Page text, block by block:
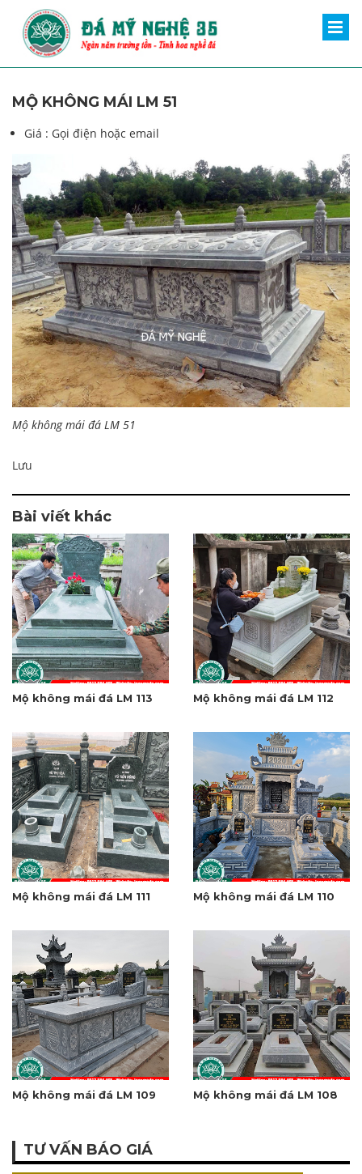
MỘ KHÔNG MÁI LM 51
Giá : Gọi điện hoặc email
Mộ không mái đá LM 51
Lưu
Bài viết khác
Mộ không mái đá LM 113 Mộ không mái đá LM 112
Mộ không mái đá LM 111 Mộ không mái đá LM 110
Mộ không mái đá LM 109 Mộ không mái đá LM 108
TƯ VẤN BÁO GIÁ